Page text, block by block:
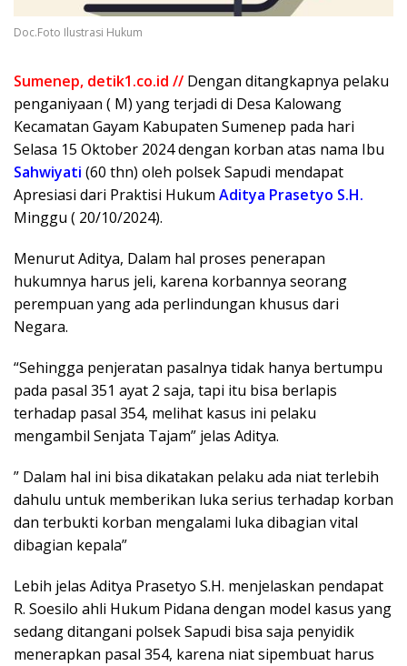
Doc.Foto Ilustrasi Hukum
Sumenep, detik1.co.id // Dengan ditangkapnya pelaku
penganiyaan ( M) yang terjadi di Desa Kalowang
Kecamatan Gayam Kabupaten Sumenep pada hari
Selasa 15 Oktober 2024 dengan korban atas nama Ibu
Sahwiyati (60 thn) oleh polsek Sapudi mendapat
Apresiasi dari Praktisi Hukum Aditya Prasetyo S.H.
Minggu ( 20/10/2024).
Menurut Aditya, Dalam hal proses penerapan
hukumnya harus jeli, karena korbannya seorang
perempuan yang ada perlindungan khusus dari
Negara.
“Sehingga penjeratan pasalnya tidak hanya bertumpu
pada pasal 351 ayat 2 saja, tapi itu bisa berlapis
terhadap pasal 354, melihat kasus ini pelaku
mengambil Senjata Tajam” jelas Aditya.
” Dalam hal ini bisa dikatakan pelaku ada niat terlebih
dahulu untuk memberikan luka serius terhadap korban
dan terbukti korban mengalami luka dibagian vital
dibagian kepala”
Lebih jelas Aditya Prasetyo S.H. menjelaskan pendapat
R. Soesilo ahli Hukum Pidana dengan model kasus yang
sedang ditangani polsek Sapudi bisa saja penyidik
menerapkan pasal 354, karena niat sipembuat harus